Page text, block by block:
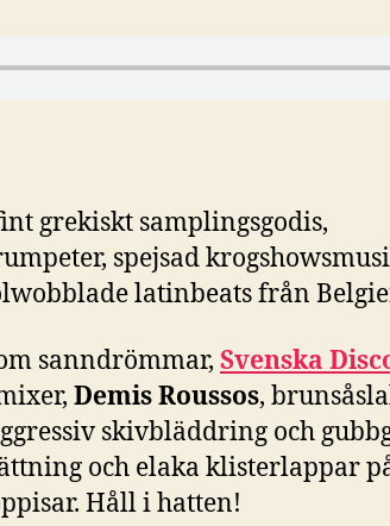
grekiskt samplingsgodis,
spejsad
latinbeats från
sanndrömmar, Svenska
Demis Roussos,
skivbläddring och
och elaka klisterlappar
Håll i hatten!